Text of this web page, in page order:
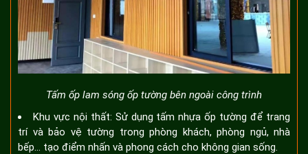
Tấm ốp lam sóng ốp tường bên ngoài công trình
Khu vực nội thất: Sử dụng tấm nhựa ốp tường để trang
trí và bảo vệ tường trong phòng khách, phòng ngủ, nhà
bếp… tạo điểm nhấn và phong cách cho không gian sống.